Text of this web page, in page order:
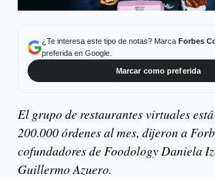
¿Te interesa este tipo de notas? Marca Forbes
preferida en Google.
Marcar como preferida
El grupo de restaurantes virtuales
200.000 órdenes al mes, dijeron a
cofundadores de Foodology Daniela
Guillermo Azuero.